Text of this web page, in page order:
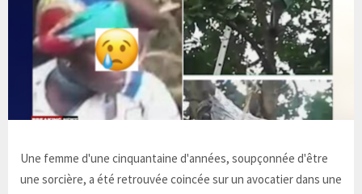
Une femme d'une cinquantaine d'années, soupçonnée d'être
une sorcière, a été retrouvée coincée sur un avocatier dans une